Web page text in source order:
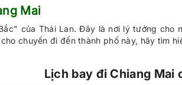
Mai
của Thái Lan. Đây là nơi lý tưởng
chuyến đi đến thành phố này, hãy tìm
Lịch bay đi Chiang Mai